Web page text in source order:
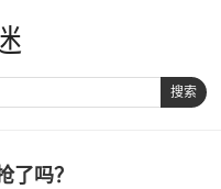
搜索
了吗？